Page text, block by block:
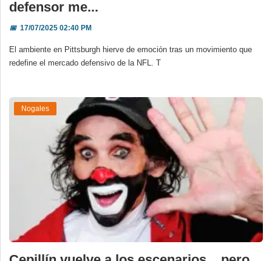
defensor me...
📅17/07/2025 02:40 PM
El ambiente en Pittsburgh hierve de emoción tras un movimiento que
redefine el mercado defensivo de la NFL. T
Nogales